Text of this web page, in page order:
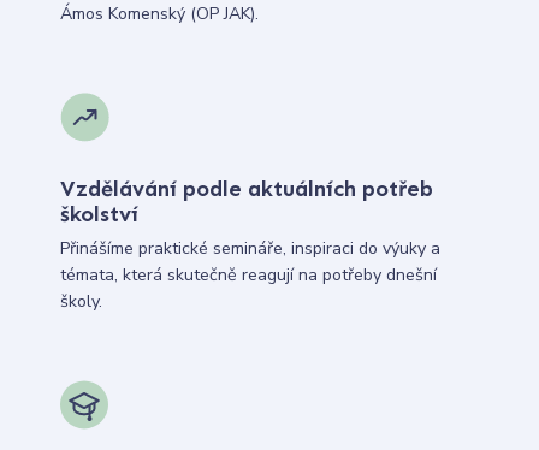
Ámos Komenský (OP JAK).
Vzdělávání podle aktuálních potřeb
školství
Přinášíme praktické semináře, inspiraci do výuky a
témata, která skutečně reagují na potřeby dnešní
školy.